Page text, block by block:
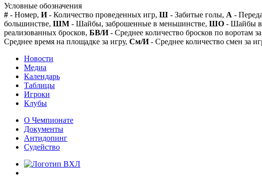
Условные обозначения
# - Номер, И- Количество проведенных игр, Ш - Забитые голы, А -
большинстве, ШМ - Шайбы, заброшенные в меньшинстве, ШО - Шайбы в
реализованных бросков, БВ/И- Среднее количество бросков по воротам за
Среднее время на площадке за игру, См/И- Среднее количество смен за
Новости
Медиа
Календарь
Таблицы
Игроки
Клубы
О Чемпионате
Документы
Антидопинг
Судейство